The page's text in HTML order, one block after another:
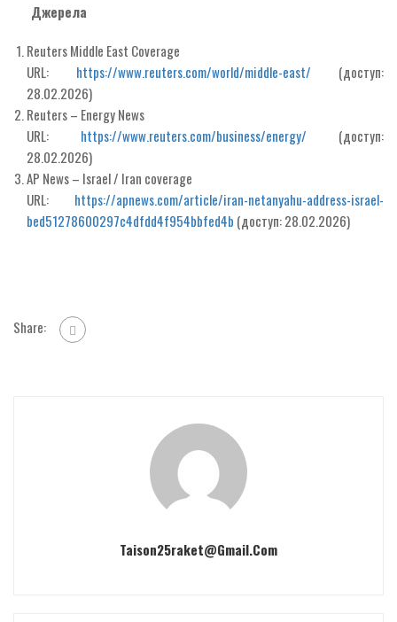
Джерела
Reuters Middle East Coverage
URL: https://www.reuters.com/world/middle-east/ (доступ:
28.02.2026)
Reuters – Energy News
URL: https://www.reuters.com/business/energy/ (доступ:
28.02.2026)
AP News – Israel / Iran coverage
URL: https://apnews.com/article/iran-netanyahu-address-israel-
bed51278600297c4dfdd4f954bbfed4b (доступ: 28.02.2026)
Share:
Taison25raket@gmail.com